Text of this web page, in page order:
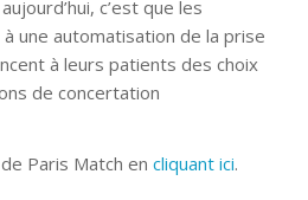
c’est que les
une automatisation de la prise
à leurs patients des choix
de concertation
Paris Match en cliquant ici.